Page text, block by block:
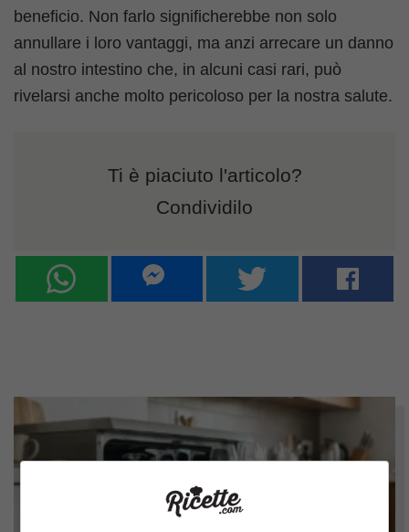
beneficio. Non farlo significherebbe non solo
annullare i loro vantaggi, ma anzi arrecare un danno
al nostro intestino che, in alcuni casi rari, può
rivelarsi anche molto pericoloso per la nostra salute.
Ti è piaciuto l'articolo?
Condividilo